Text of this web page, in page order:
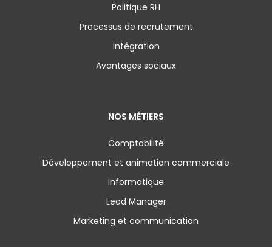
Politique RH
Processus de recrutement
Intégration
Avantages sociaux
NOS MÉTIERS
Comptabilité
Développement et animation commerciale
Informatique
Lead Manager
Marketing et communication